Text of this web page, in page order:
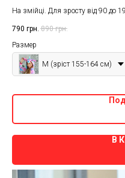
На змійці. Для зросту від 90 до
790 грн. 890 грн.
Размер
M (зріст 155-164 см)
В